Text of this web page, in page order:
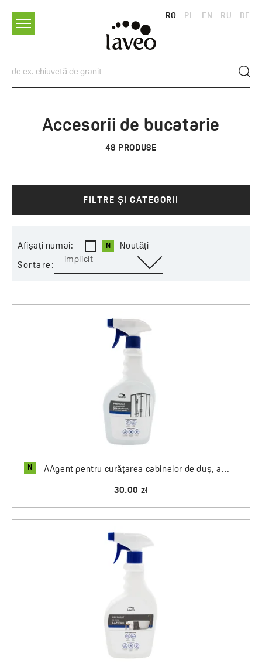
RO PL EN RU DE
Accesorii de bucatarie
48 PRODUSE
FILTRE ȘI CATEGORII
Afișați numai: Noutăți
Sortare:
-implicit-
N AAgent pentru curățarea cabinelor de duș, a...
30.00 zł